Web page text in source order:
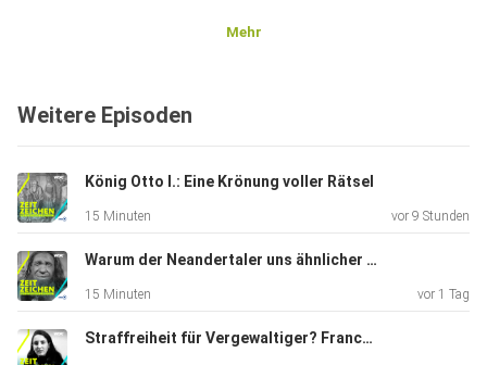
Mehr
Weitere Episoden
König Otto I.: Eine Krönung voller Rätsel
15 Minuten vor 9 Stunden
Warum der Neandertaler uns ähnlicher ist, als wir denken
15 Minuten vor 1 Tag
Straffreiheit für Vergewaltiger? Franca Violas mutiges Nein